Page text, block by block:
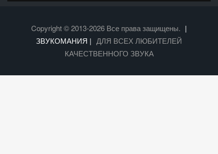
Copyright © 2013-2026 Все права защищены. |
ЗВУКОМАНИЯ | ДЛЯ ВСЕХ ЛЮБИТЕЛЕЙ
КАЧЕСТВЕННОГО ЗВУКА